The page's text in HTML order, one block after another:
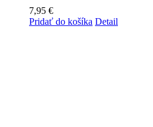
7,95 €
Pridať do košíka Detail